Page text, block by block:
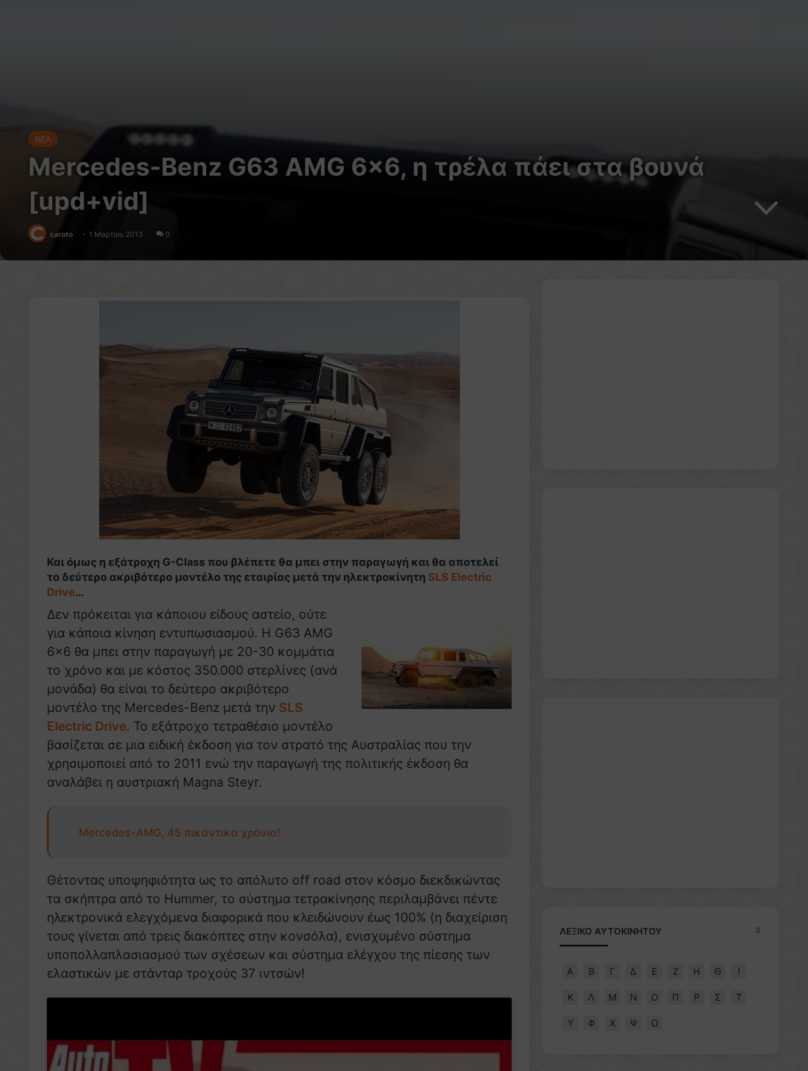
NEA
Mercedes-Benz G63 AMG 6×6, η τρέλα πάει στα βουνά
[upd+vid]
caroto 1 Μαρτίου 2013 0
Και όμως η εξάτροχη G-Class που βλέπετε θα μπει στην παραγωγή και θα αποτελεί
το δεύτερο ακριβότερο μοντέλο της εταιρίας μετά την ηλεκτροκίνητη SLS Electric
Drive…
Δεν πρόκειται για κάποιου είδους αστείο, ούτε
για κάποια κίνηση εντυπωσιασμού. H G63 AMG
6×6 θα μπει στην παραγωγή με 20-30 κομμάτια
το χρόνο και με κόστος 350.000 στερλίνες (ανά
μονάδα) θα είναι το δεύτερο ακριβότερο
μοντέλο της Mercedes-Benz μετά την SLS
Electric Drive. Το εξάτροχο τετραθέσιο μοντέλο
βασίζεται σε μια ειδική έκδοση για τον στρατό της Αυστραλίας που την
χρησιμοποιεί από το 2011 ενώ την παραγωγή της πολιτικής έκδοση θα
αναλάβει η αυστριακή Magna Steyr.
Mercedes-AMG, 45 πικάντικα χρόνια!
Θέτοντας υποψηφιότητα ως το απόλυτο off road στον κόσμο διεκδικώντας
τα σκήπτρα από το Hummer, το σύστημα τετρακίνησης περιλαμβάνει πέντε
ηλεκτρονικά ελεγχόμενα διαφορικά που κλειδώνουν έως 100% (η διαχείριση
τους γίνεται από τρεις διακόπτες στην κονσόλα), ενισχυμένο σύστημα
υποπολλαπλασιασμού των σχέσεων και σύστημα ελέγχου της πίεσης των
ελαστικών με στάνταρ τροχούς 37 ιντσών!
ΛΕΞΙΚΟ ΑΥΤΟΚΙΝΗΤΟΥ
Α Β Γ Δ Ε Ζ Η Θ Ι
Κ Λ Μ Ν Ο Π Ρ Σ Τ
Υ Φ Χ Ψ Ω